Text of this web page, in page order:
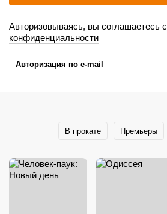
Авторизовываясь, вы соглашаетесь с
конфиденциальности
Авторизация по e-mail
В прокате Премьеры